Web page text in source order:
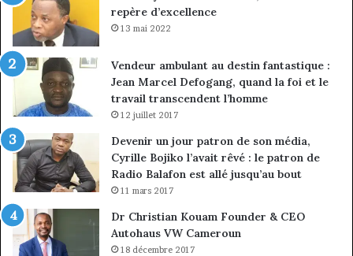
repère d’excellence
13 mai 2022
Vendeur ambulant au destin fantastique :
Jean Marcel Defogang, quand la foi et le
travail transcendent l’homme
12 juillet 2017
Devenir un jour patron de son média,
Cyrille Bojiko l’avait rêvé : le patron de
Radio Balafon est allé jusqu’au bout
11 mars 2017
Dr Christian Kouam Founder & CEO
Autohaus VW Cameroun
18 décembre 2017